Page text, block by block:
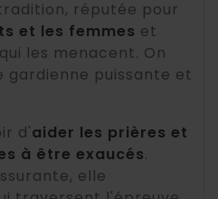
réputée pour
et les femmes et
les menacent. On
gardienne puissante et
d'aider les prières et
à être exaucés.
elle